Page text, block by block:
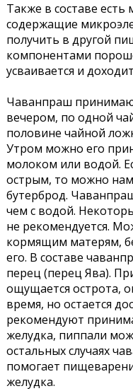
Также в составе
содержащие
получить в другой
компонентами
усваивается и
Чаванпраш
вечером, по одной
половине чайной
Утром можно его
молоком или водой.
острым, то можно
бутерброд.
чем с водой.
не рекомендуется.
кормящим матерям,
его. В составе
перец (перец Ява).
ощущается острота,
время, но остается
рекомендуют
желудка, пиппали
остальных случаях
помогает
желудка.